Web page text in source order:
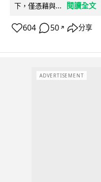
下，僅憑藉與...
閱讀全文
604 50 ↗ 分享
ADVERTISEMENT